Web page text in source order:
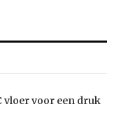
vloer voor een druk